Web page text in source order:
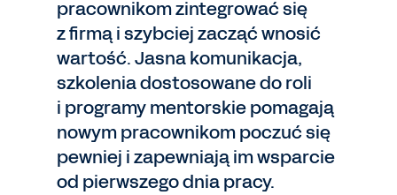
pracownikom zintegrować się
z firmą i szybciej zacząć wnosić
wartość. Jasna komunikacja,
szkolenia dostosowane do roli
i programy mentorskie pomagają
nowym pracownikom poczuć się
pewniej i zapewniają im wsparcie
od pierwszego dnia pracy.